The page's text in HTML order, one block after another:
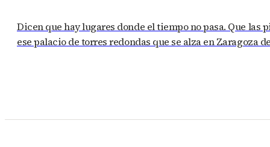
Dicen que hay lugares donde el tiempo no pasa. Que las
ese palacio de torres redondas que se alza en Zaragoza